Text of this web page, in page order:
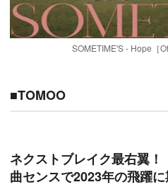
SOMETIME'S - Hope［
■TOMOO
ネクストブレイク最右翼
曲センスで2023年の飛躍